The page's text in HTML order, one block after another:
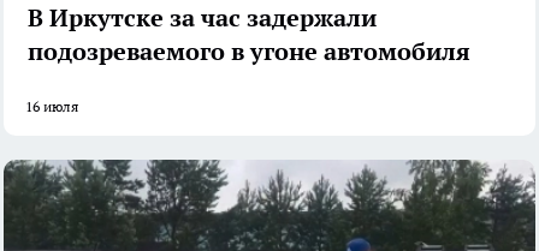
В Иркутске за час задержали
подозреваемого в угоне автомобиля
16 июля